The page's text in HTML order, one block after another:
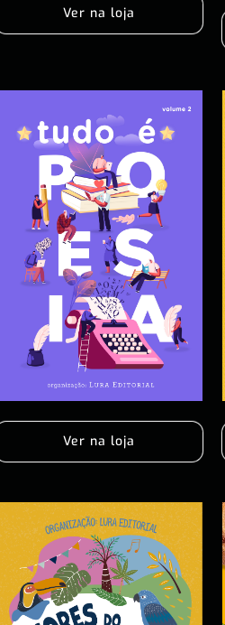
Ver na loja
Ver na loja